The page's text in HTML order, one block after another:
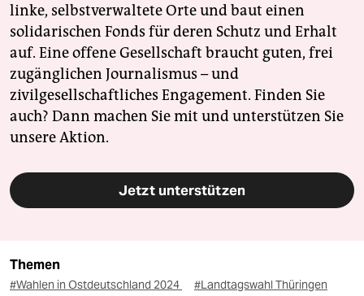
linke, selbstverwaltete Orte und baut einen
solidarischen Fonds für deren Schutz und Erhalt
auf. Eine offene Gesellschaft braucht guten, frei
zugänglichen Journalismus – und
zivilgesellschaftliches Engagement. Finden Sie
auch? Dann machen Sie mit und unterstützen Sie
unsere Aktion.
Jetzt unterstützen
Themen
#Wahlen in Ostdeutschland 2024 #Landtagswahl Thüringen